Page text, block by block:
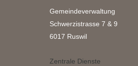
Gemeindeverwaltung
Schwerzistrasse 7 & 9
6017 Ruswil
Zentrale Dienste